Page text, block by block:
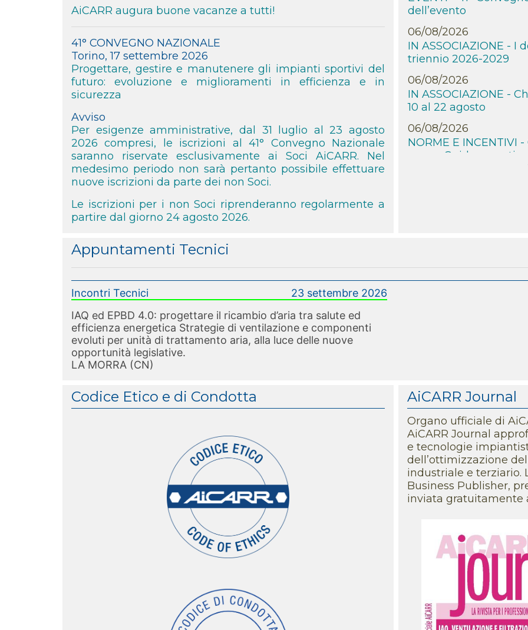
AiCARR augura buone vacanze a tutti!
41° CONVEGNO NAZIONALE
Torino, 17 settembre 2026
Progettare, gestire e manutenere gli impianti sportivi del
futuro: evoluzione e miglioramenti in efficienza e in
sicurezza
Avviso
Per esigenze amministrative, dal 31 luglio al 23 agosto
2026 compresi, le iscrizioni al 41° Convegno Nazionale
saranno riservate esclusivamente ai Soci AiCARR. Nel
medesimo periodo non sarà pertanto possibile effettuare
nuove iscrizioni da parte dei non Soci.
Le iscrizioni per i non Soci riprenderanno regolarmente a
partire dal giorno 24 agosto 2026.
06/08/2026
IN ASSOCIAZIONE - I
triennio 2026-2029
06/08/2026
IN ASSOCIAZIONE -
10 al 22 agosto
06/08/2026
NORME E INCENTIVI
nuova Guida
NORME E INCENTIVI
NORME E INCENTIVI
stato del mercato
06/08/2026
AICARR
i professionisti
06/08/2026
AICARR
degli impianti in tutti i
06/08/2026
23/07/2026
IN ASSOCIAZIONE -
protagonisti efficienza
EVENTI - 41°
utili per iscriversi
Appuntamenti Tecnici
23 settembre 2026
Incontri Tecnici
IAQ ed EPBD 4.0: progettare il ricambio d’aria tra salute ed
efficienza energetica Strategie di ventilazione e componenti
evoluti per unità di trattamento aria, alla luce delle nuove
opportunità legislative.
LA MORRA (CN)
Codice Etico e di Condotta AiCARR Journal
Organo ufficiale di
AiCARR Journal
e tecnologie
dell’ottimizzazione
industriale e terziario.
Business Publisher,
inviata gratuitamente